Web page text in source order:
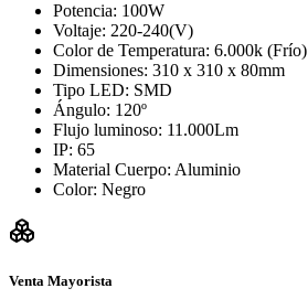
Potencia: 100W
Voltaje: 220-240(V)
Color de Temperatura: 6.000k (Frío)
Dimensiones: 310 x 310 x 80mm
Tipo LED: SMD
Ángulo: 120º
Flujo luminoso: 11.000Lm
IP: 65
Material Cuerpo: Aluminio
Color: Negro
Venta Mayorista